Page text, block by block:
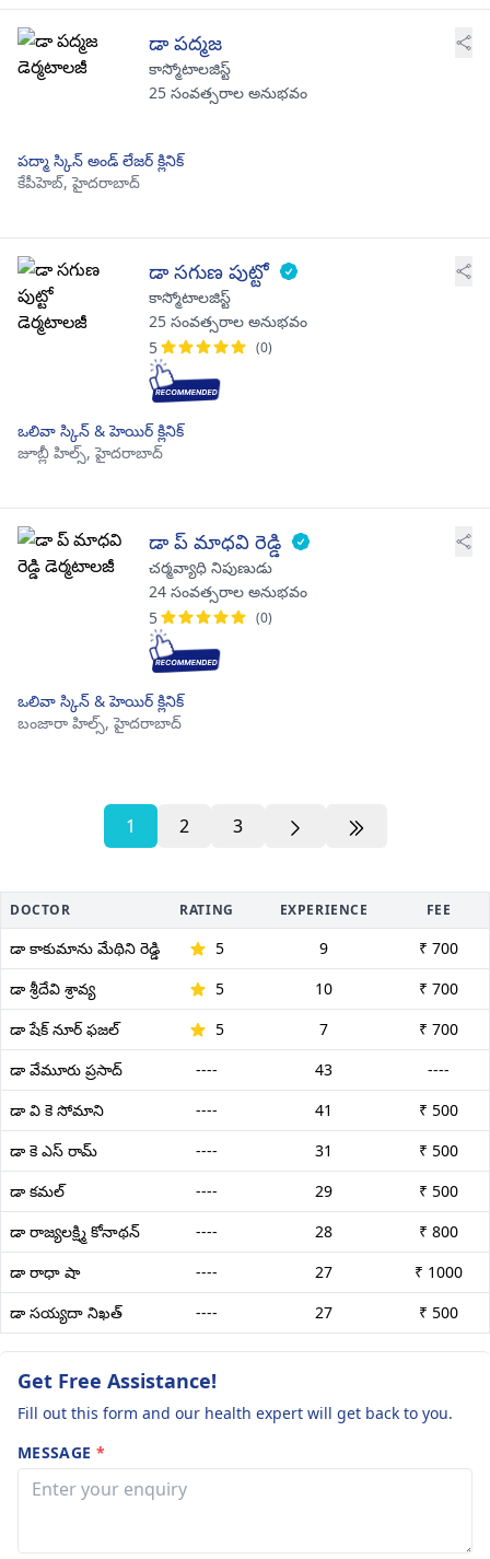
డా పద్మజ
కాస్మోటాలజిస్ట్
25 సంవత్సరాల అనుభవం
పద్మా స్కిన్ అండ్ లేజర్ క్లినిక్
కేపీహెబ్,హైదరాబాద్
డా సగుణ పుట్టో
కాస్మోటాలజిస్ట్
25 సంవత్సరాల అనుభవం
5
(0)
ఒలివా స్కిన్ & హెయిర్ క్లినిక్
జూబ్లీ హిల్స్,హైదరాబాద్
డా ప్ మాధవి రెడ్డి
చర్మవ్యాధి నిపుణుడు
24 సంవత్సరాల అనుభవం
5
(0)
ఒలివా స్కిన్ & హెయిర్ క్లినిక్
బంజారా హిల్స్,హైదరాబాద్
1 2 3
DOCTOR RATING EXPERIENCE FEE
డా కాకుమాను మేథిని రెడ్డి 5 9
₹ 700
డా శ్రీదేవి శ్రావ్య
5 10
₹ 700
డా షేక్ నూర్ ఫజల్
5 7
₹ 700
డా వేమూరు ప్రసాద్
---- 43
----
డా వి కె సోమాని
---- 41
₹ 500
డా కె ఎస్ రామ్
---- 31
₹ 500
డా కమల్
---- 29
₹ 500
డా రాజ్యలక్ష్మి కోనాథన్
---- 28
₹ 800
డా రాధా షా
---- 27
₹ 1000
డా సయ్యదా నిఖత్
---- 27 ₹ 500
Get Free Assistance!
Fill out this form and our health expert will get back to you.
MESSAGE *